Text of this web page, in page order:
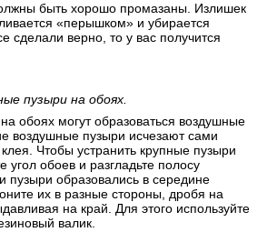
быть хорошо промазаны. Излишек
«перышком» и убирается
сделали верно, то у вас получится
пузыри на обоях.
обоях могут образоваться воздушные
воздушные пузыри исчезают сами
Чтобы устранить крупные пузыри
угол обоев и разгладьте полосу
образовались в середине
их в разные стороны, дробя на
на край. Для этого используйте
валик.